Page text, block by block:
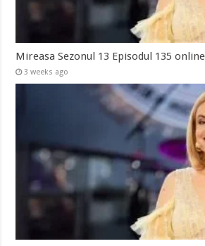
Mireasa Sezonul 13 Episodul 135
3 weeks ago